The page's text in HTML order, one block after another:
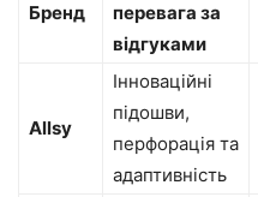
Бренд
перевага за
відгуками
Allsy
Інноваційні
підошви,
перфорація та
адаптивність